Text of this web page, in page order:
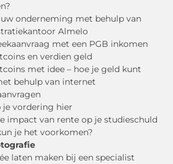
onderneming met behulp van
Almelo
met een PGB inkomen
en verdien geld
met idee – hoe je geld kunt
behulp van internet
je vordering hier
impact van rente op je studieschuld
je het voorkomen?
laten maken bij een specialist